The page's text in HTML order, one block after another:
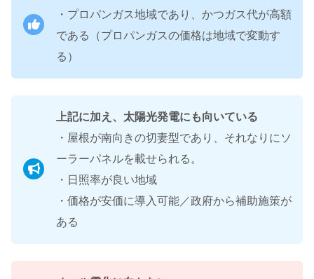
・プロパンガス地域であり、かつガス代が高額
である（プロパンガスの価格は地域で変動す
る）
上記に加え、太陽光発電にも向いている
・屋根が南向きの切妻型であり、それなりにソ
ーラーパネルを載せられる。
・日照率が良い地域
・価格が安価に導入可能／政府から補助施策が
ある